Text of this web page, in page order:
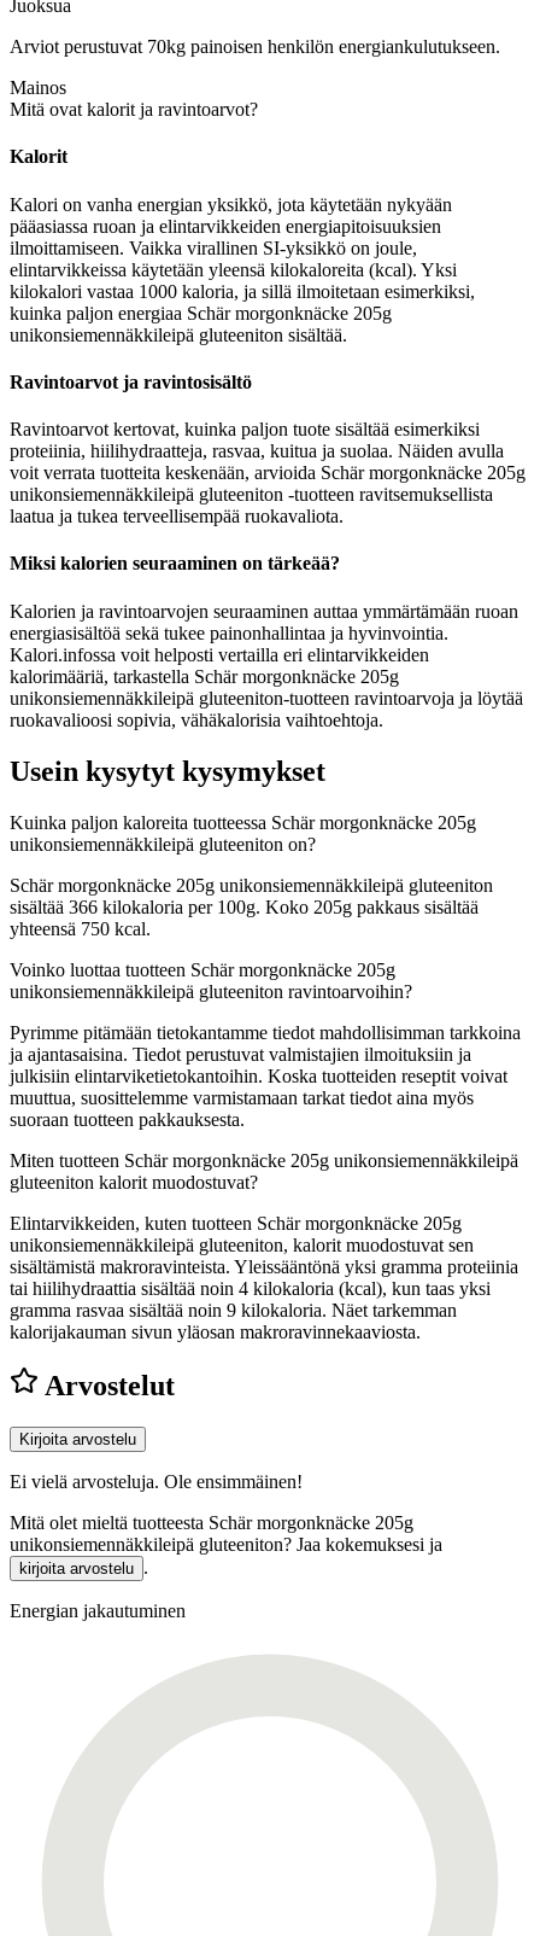
Juoksua
Arviot perustuvat 70kg painoisen henkilön energiankulutukseen.
Mainos
Mitä ovat kalorit ja ravintoarvot?
Kalorit
Kalori on vanha energian yksikkö, jota käytetään nykyään
pääasiassa ruoan ja elintarvikkeiden energiapitoisuuksien
ilmoittamiseen. Vaikka virallinen SI-yksikkö on joule,
elintarvikkeissa käytetään yleensä kilokaloreita (kcal). Yksi
kilokalori vastaa 1000 kaloria, ja sillä ilmoitetaan esimerkiksi,
kuinka paljon energiaa Schär morgonknäcke 205g
unikonsiemennäkkileipä gluteeniton sisältää.
Ravintoarvot ja ravintosisältö
Ravintoarvot kertovat, kuinka paljon tuote sisältää esimerkiksi
proteiinia, hiilihydraatteja, rasvaa, kuitua ja suolaa. Näiden avulla
voit verrata tuotteita keskenään, arvioida Schär morgonknäcke 205g
unikonsiemennäkkileipä gluteeniton -tuotteen ravitsemuksellista
laatua ja tukea terveellisempää ruokavaliota.
Miksi kalorien seuraaminen on tärkeää?
Kalorien ja ravintoarvojen seuraaminen auttaa ymmärtämään ruoan
energiasisältöä sekä tukee painonhallintaa ja hyvinvointia.
Kalori.infossa voit helposti vertailla eri elintarvikkeiden
kalorimääriä, tarkastella Schär morgonknäcke 205g
unikonsiemennäkkileipä gluteeniton-tuotteen ravintoarvoja ja löytää
ruokavalioosi sopivia, vähäkalorisia vaihtoehtoja.
Usein kysytyt kysymykset
Kuinka paljon kaloreita tuotteessa Schär morgonknäcke 205g
unikonsiemennäkkileipä gluteeniton on?
Schär morgonknäcke 205g unikonsiemennäkkileipä gluteeniton
sisältää 366 kilokaloria per 100g. Koko 205g pakkaus sisältää
yhteensä 750 kcal.
Voinko luottaa tuotteen Schär morgonknäcke 205g
unikonsiemennäkkileipä gluteeniton ravintoarvoihin?
Pyrimme pitämään tietokantamme tiedot mahdollisimman tarkkoina
ja ajantasaisina. Tiedot perustuvat valmistajien ilmoituksiin ja
julkisiin elintarviketietokantoihin. Koska tuotteiden reseptit voivat
muuttua, suosittelemme varmistamaan tarkat tiedot aina myös
suoraan tuotteen pakkauksesta.
Miten tuotteen Schär morgonknäcke 205g unikonsiemennäkkileipä
gluteeniton kalorit muodostuvat?
Elintarvikkeiden, kuten tuotteen Schär morgonknäcke 205g
unikonsiemennäkkileipä gluteeniton, kalorit muodostuvat sen
sisältämistä makroravinteista. Yleissääntönä yksi gramma proteiinia
tai hiilihydraattia sisältää noin 4 kilokaloria (kcal), kun taas yksi
gramma rasvaa sisältää noin 9 kilokaloria. Näet tarkemman
kalorijakauman sivun yläosan makroravinnekaaviosta.
Arvostelut
Kirjoita arvostelu
Ei vielä arvosteluja. Ole ensimmäinen!
Mitä olet mieltä tuotteesta Schär morgonknäcke 205g
unikonsiemennäkkileipä gluteeniton? Jaa kokemuksesi ja
kirjoita arvostelu .
Energian jakautuminen